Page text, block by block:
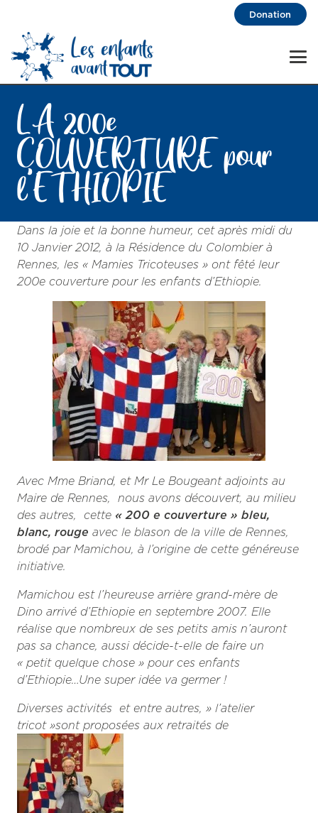
Donation
LA 200e
COUVERTURE pour
l’ETHIOPIE
Dans la joie et la bonne humeur, cet après midi du
10 Janvier 2012, à la Résidence du Colombier à
Rennes, les « Mamies Tricoteuses » ont fêté leur
200e couverture pour les enfants d’Ethiopie.
Avec Mme Briand, et Mr Le Bougeant adjoints au
Maire de Rennes, nous avons découvert, au milieu
des autres, cette « 200 e couverture » bleu,
blanc, rouge avec le blason de la ville de Rennes,
brodé par Mamichou, à l’origine de cette généreuse
initiative.
Mamichou est l’heureuse arrière grand-mère de
Dino arrivé d’Ethiopie en septembre 2007. Elle
réalise que nombreux de ses petits amis n’auront
pas sa chance, aussi décide-t-elle de faire un
« petit quelque chose » pour ces enfants
d’Ethiopie…Une super idée va germer !
Diverses activités et entre autres, » l’atelier
tricot »sont proposées aux retraités de